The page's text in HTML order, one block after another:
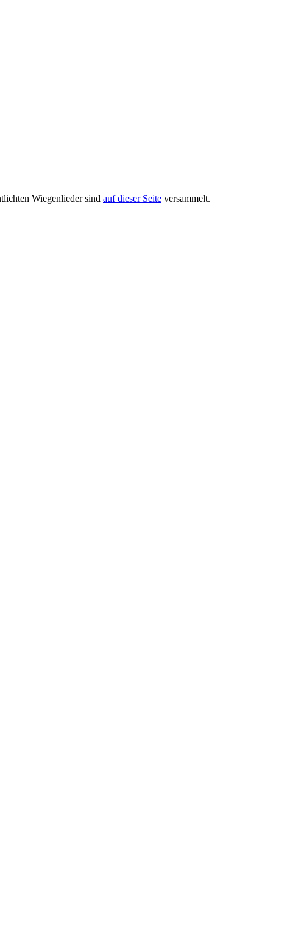
Wiegenlieder sind auf dieser Seite versammelt.